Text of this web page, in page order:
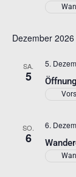
Dezember 2026
SA.
5
5.
SO.
6
6.